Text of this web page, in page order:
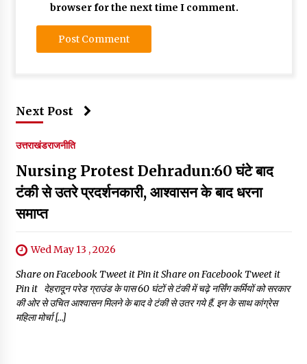
browser for the next time I comment.
Next Post
उत्तराखंडराजनीति
Nursing Protest Dehradun:60 घंटे बाद
टंकी से उतरे प्रदर्शनकारी, आश्वासन के बाद धरना
समाप्त
Wed May 13 , 2026
Share on Facebook Tweet it Pin it Share on Facebook Tweet it
Pin it देहरादून परेड ग्राउंड के पास 60 घंटों से टंकी में चढ़े नर्सिंग कर्मियों को सरकार
की ओर से उचित आश्वासन मिलने के बाद वे टंकी से उतर गये हैं. इन के साथ कांग्रेस
महिला मोर्चा […]